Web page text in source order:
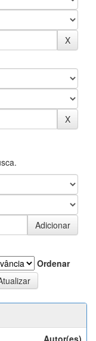
Ordenar
Autor(es)